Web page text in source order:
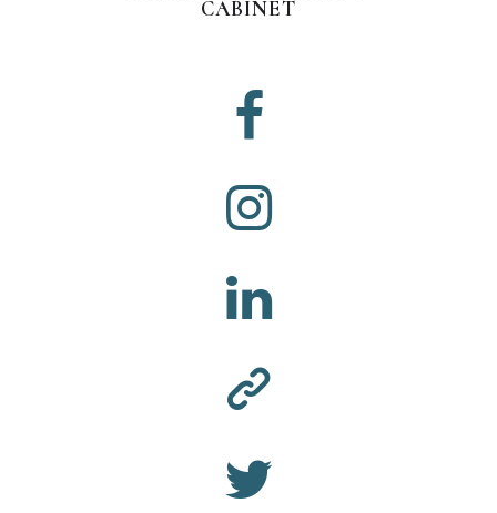
RÉSEAUX SOCIAUX DU